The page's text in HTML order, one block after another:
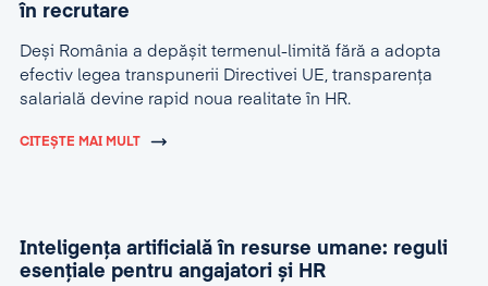
în recrutare
Deși România a depășit termenul-limită fără a adopta
efectiv legea transpunerii Directivei UE, transparența
salarială devine rapid noua realitate în HR.
CITEȘTE MAI MULT
Inteligența artificială în resurse umane: reguli
esențiale pentru angajatori și HR